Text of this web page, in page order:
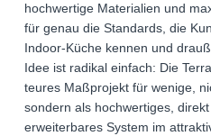
hochwertige Materialien und
für genau die Standards, die
Indoor-Küche kennen und
Idee ist radikal einfach: Die
teures Maßprojekt für wenige,
sondern als hochwertiges,
erweiterbares System im